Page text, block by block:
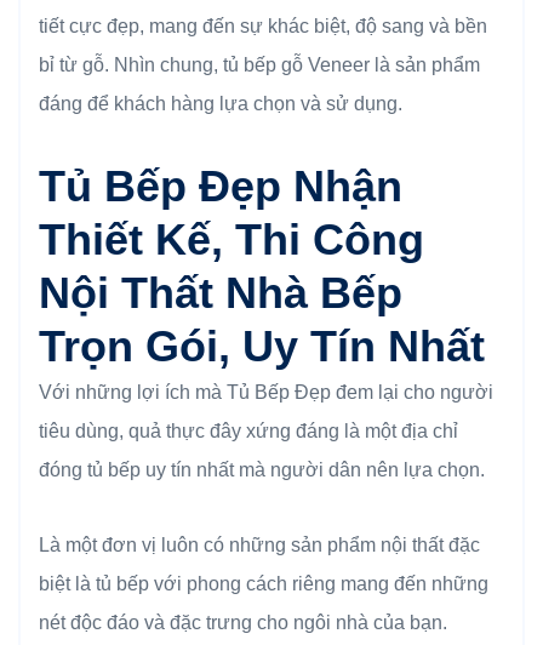
tiết cực đẹp, mang đến sự khác biệt, độ sang và bền
bỉ từ gỗ. Nhìn chung, tủ bếp gỗ Veneer là sản phẩm
đáng để khách hàng lựa chọn và sử dụng.
Tủ Bếp Đẹp Nhận
Thiết Kế, Thi Công
Nội Thất Nhà Bếp
Trọn Gói, Uy Tín Nhất
Với những lợi ích mà Tủ Bếp Đẹp đem lại cho người
tiêu dùng, quả thực đây xứng đáng là một địa chỉ
đóng tủ bếp uy tín nhất mà người dân nên lựa chọn.
Là một đơn vị luôn có những sản phẩm nội thất đặc
biệt là tủ bếp với phong cách riêng mang đến những
nét độc đáo và đặc trưng cho ngôi nhà của bạn.